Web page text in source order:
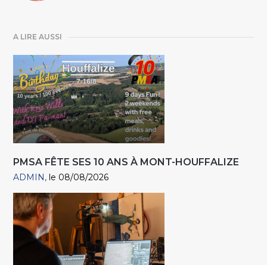
A LIRE AUSSI
PMSA FÊTE SES 10 ANS À MONT-HOUFFALIZE
ADMIN le 08/08/2026